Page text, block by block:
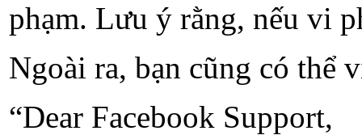
phạm. Lưu ý rằng, nếu vi
Ngoài ra, bạn cũng có thể
“Dear Facebook Support,